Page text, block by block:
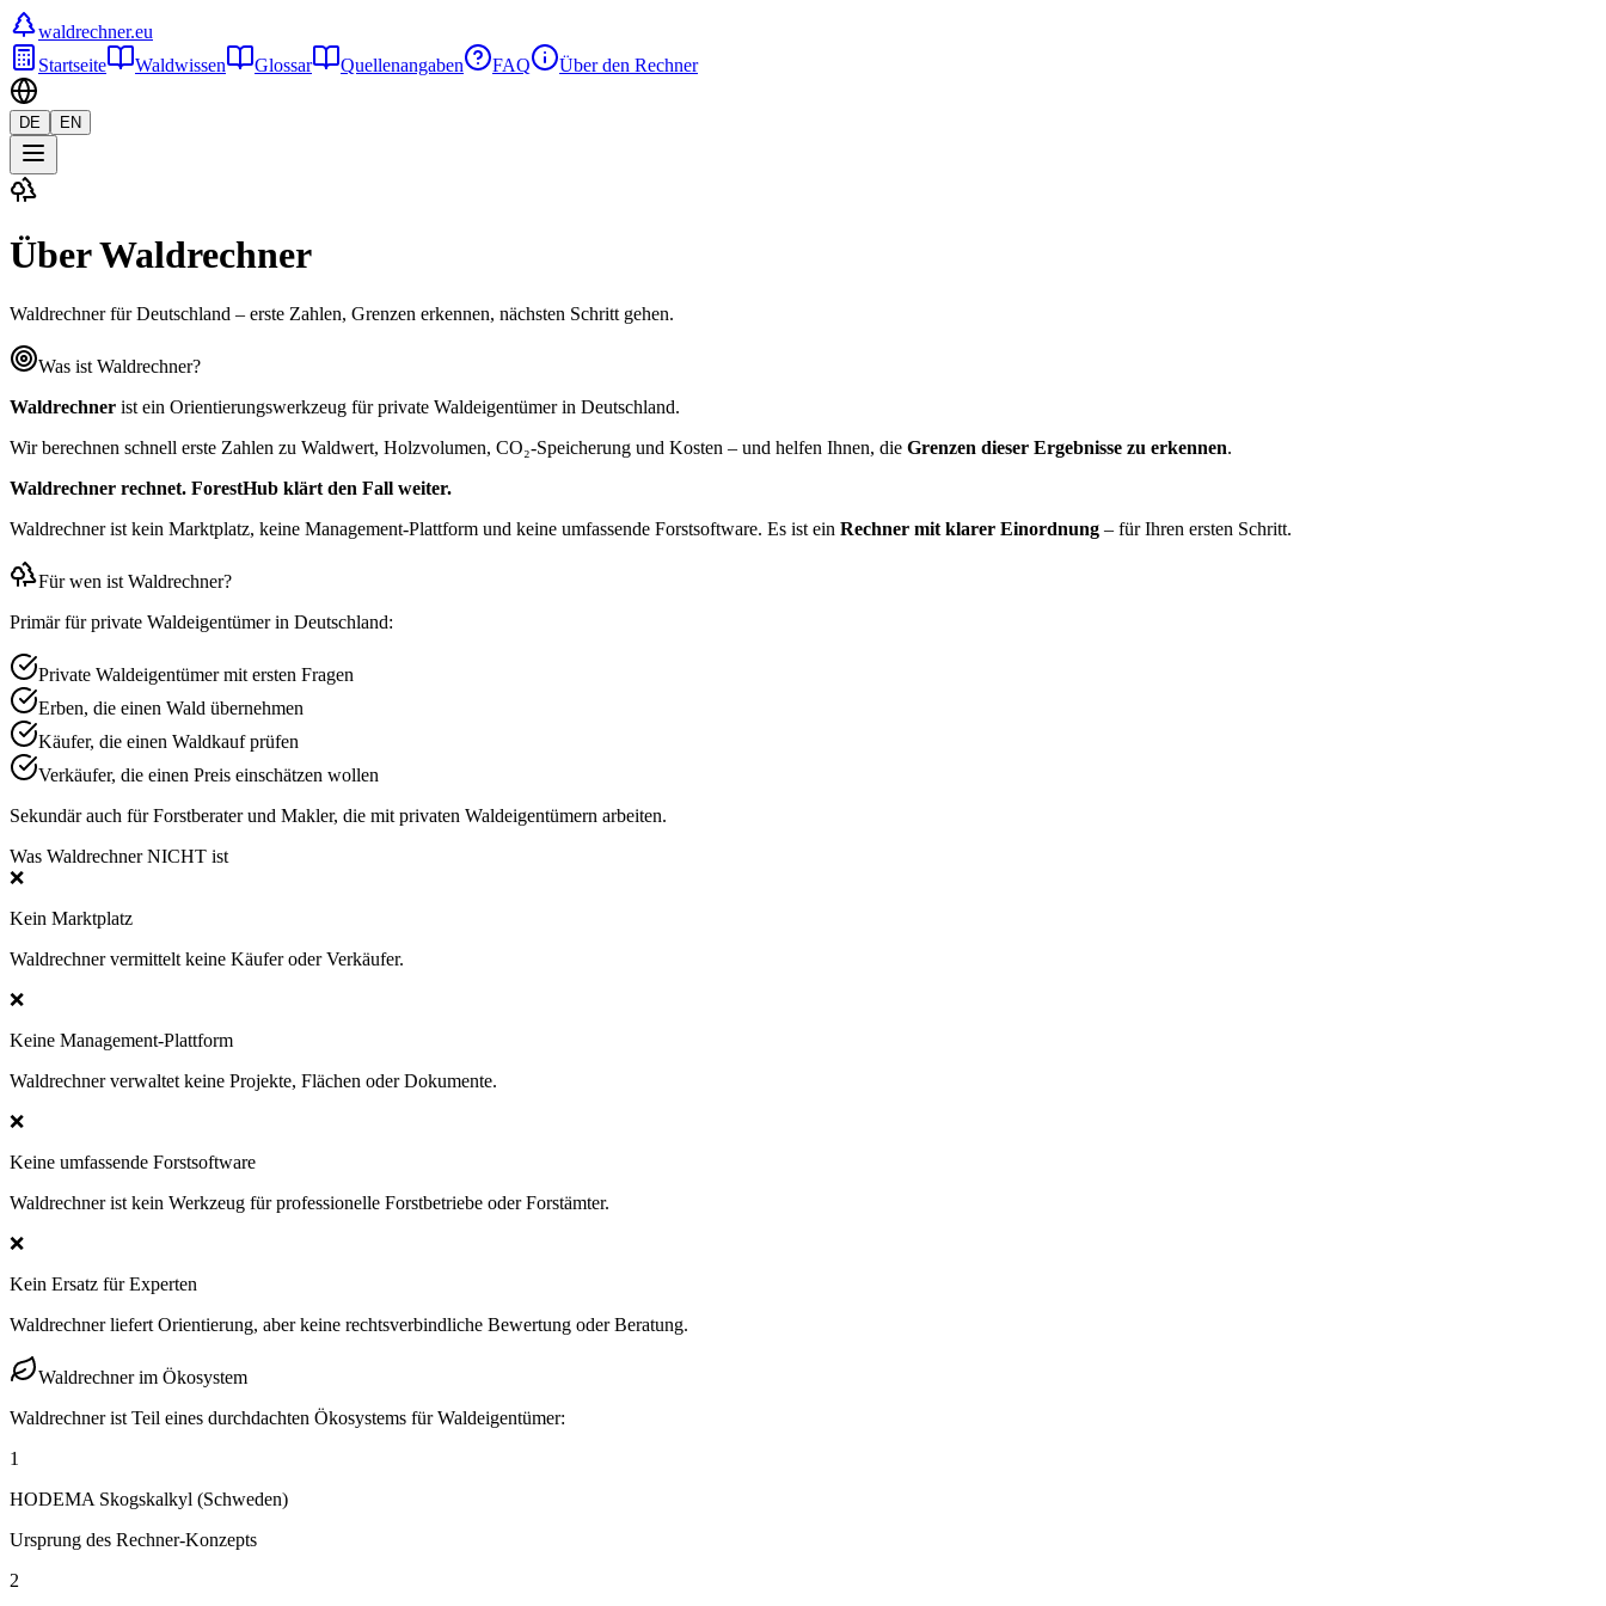
waldrechner.eu
Startseite
Waldwissen Glossar Quellenangaben FAQ Über den Rechner
DE EN
Über Waldrechner
Waldrechner für Deutschland – erste Zahlen, Grenzen erkennen, nächsten Schritt gehen.
Was ist Waldrechner?
Waldrechner ist ein Orientierungswerkzeug für private Waldeigentümer in Deutschland.
Wir berechnen schnell erste Zahlen zu Waldwert, Holzvolumen, CO₂-Speicherung und Kosten – und helfen Ihnen, die Grenzen dieser Ergebnisse zu erkennen.
Waldrechner rechnet. ForestHub klärt den Fall weiter.
Waldrechner ist kein Marktplatz, keine Management-Plattform und keine umfassende Forstsoftware. Es ist ein Rechner mit klarer Einordnung – für Ihren ersten Schritt.
Für wen ist Waldrechner?
Primär für private Waldeigentümer in Deutschland:
Private Waldeigentümer mit ersten Fragen
Erben, die einen Wald übernehmen
Käufer, die einen Waldkauf prüfen
Verkäufer, die einen Preis einschätzen wollen
Sekundär auch für Forstberater und Makler, die mit privaten Waldeigentümern arbeiten.
Was Waldrechner NICHT ist
❌
Kein Marktplatz
Waldrechner vermittelt keine Käufer oder Verkäufer.
❌
Keine Management-Plattform
Waldrechner verwaltet keine Projekte, Flächen oder Dokumente.
❌
Keine umfassende Forstsoftware
Waldrechner ist kein Werkzeug für professionelle Forstbetriebe oder Forstämter.
❌
Kein Ersatz für Experten
Waldrechner liefert Orientierung, aber keine rechtsverbindliche Bewertung oder Beratung.
Waldrechner im Ökosystem
Waldrechner ist Teil eines durchdachten Ökosystems für Waldeigentümer:
1
HODEMA Skogskalkyl (Schweden)
Ursprung des Rechner-Konzepts
2